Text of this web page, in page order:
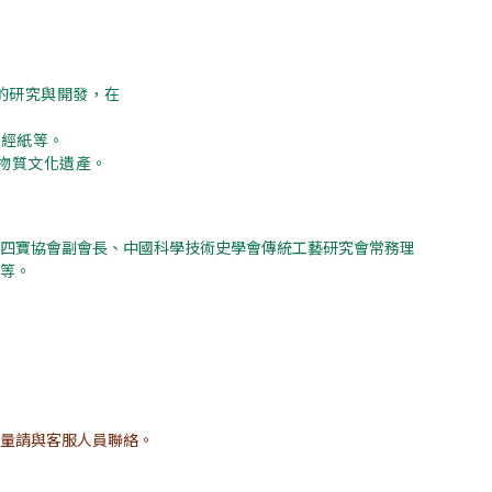
研究與開發，在
紙等。
質文化遺產。
寶協會副會長、中國科學技術史學會傳統工藝研究會常務理
。
請與客服人員聯絡。